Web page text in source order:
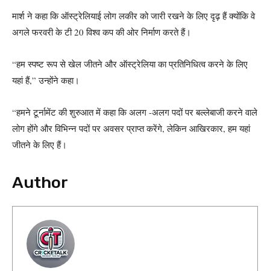
मार्श ने कहा कि ऑस्ट्रेलियाई लोग लकीर को जारी रखने के लिए दृढ़ हैं क्योंकि वे
अगले फरवरी के टी 20 विश्व कप की ओर निर्माण करते हैं।
“हम स्पष्ट रूप से खेल जीतने और ऑस्ट्रेलिया का प्रतिनिधित्व करने के लिए
यहां हैं,” उन्होंने कहा।
“हमने टूर्नामेंट की शुरुआत में कहा कि अलग -अलग पदों पर बल्लेबाजी करने वाले
लोग होंगे और विभिन्न पदों पर अवसर प्राप्त करेंगे, लेकिन आखिरकार, हम यहां
जीतने के लिए हैं।
Author